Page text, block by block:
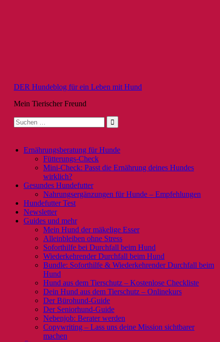
DER Hundeblog für ein Leben mit Hund
Mein Tierischer Freund
Suche
nach:
Ernährungsberatung für Hunde
Fütterungs-Check
Mini-Check: Passt die Ernährung deines Hundes
wirklich?
Gesundes Hundefutter
Nahrungsergänzungen für Hunde – Empfehlungen
Hundefutter Test
Newsletter
Guides und mehr
Mein Hund der mäkelige Esser
Alleinbleiben ohne Stress
Soforthilfe bei Durchfall beim Hund
Wiederkehrender Durchfall beim Hund
Bundle: Soforthilfe & Wiederkehrender Durchfall beim
Hund
Hund aus dem Tierschutz – Kostenlose Checkliste
Dein Hund aus dem Tierschutz – Onlinekurs
Der Bürohund-Guide
Der Seniorhund-Guide
Nebenjob: Berater werden
Copywriting – Lass uns deine Mission sichtbarer
machen